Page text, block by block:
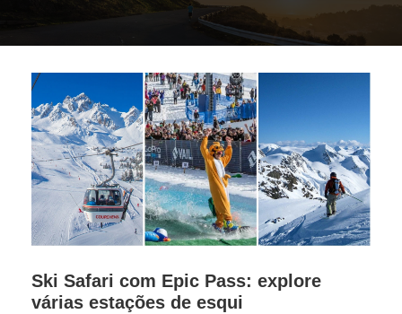
Ski Safari com Epic Pass: explore
várias estações de esqui